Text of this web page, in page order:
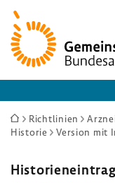
Zur
Startseite
Sie
sind
Richtlinien
Historie
Version mit